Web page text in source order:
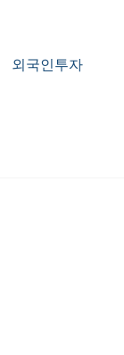
외국인투자